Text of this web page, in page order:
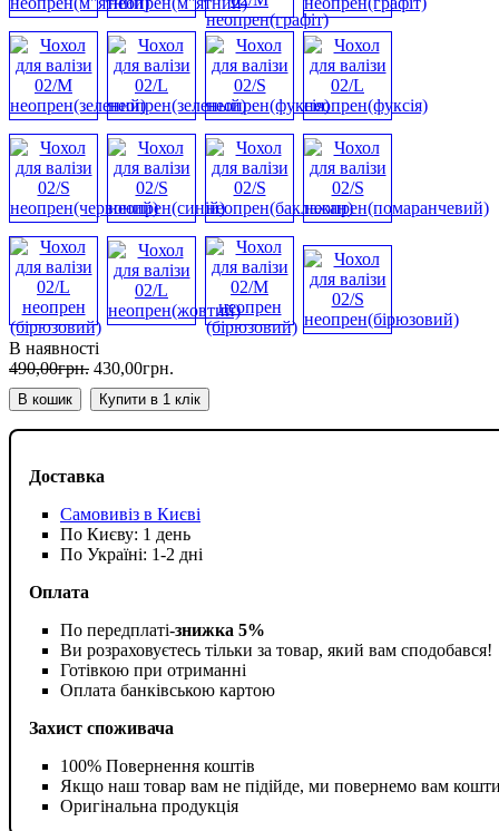
Доставка
Самовивіз в Києві
По Києву: 1 день
По Україні: 1-2 дні
Оплата
По передплаті-знижка 5%
Ви розраховуєтесь тільки за товар, який вам сподобався!
Готівкою при отриманні
Оплата банківською картою
Захист споживача
100% Повернення коштів
Якщо наш товар вам не підійде, ми повернемо вам
Оригінальна продукція
В наявності
490,00грн. 430,00грн.
В кошик Купити в 1 клік